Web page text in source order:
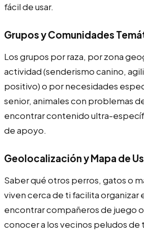
fácil de usar.
Grupos y Comunidades
Los grupos por raza, por zona
actividad (senderismo canino,
positivo) o por necesidades
senior, animales con problemas
encontrar contenido ultra-
de apoyo.
Geolocalización y Mapa de
Saber qué otros perros, gatos o
viven cerca de ti facilita organizar
encontrar compañeros de juego
conocer a los vecinos peludos de